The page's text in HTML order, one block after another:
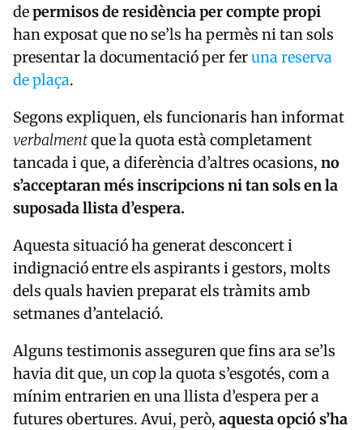
depermisos de residència per compte propi
han exposat que no se’ls ha permès ni tan sols
presentar la documentació per feruna reserva
de plaça.
Segons expliquen, els funcionaris han informat
verbalmentque la quota està completament
tancada i que, a diferència d’altres ocasions, no
s’acceptaran més inscripcions ni tan sols en la
suposada llista d’espera.
Aquesta situació ha generat desconcert i
indignació entre els aspirants i gestors, molts
dels quals havien preparat els tràmits amb
setmanes d’antelació.
Alguns testimonis asseguren que fins ara se’ls
havia dit que, un cop la quota s’esgotés, com a
mínim entrarien en una llista d’espera per a
futures obertures. Avui, però, aquesta opció s’ha